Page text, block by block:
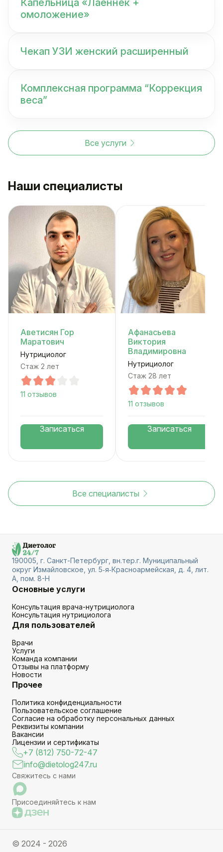
омоложение»
Чекап УЗИ женский расширенный
Комплексная программа “Коррекция
веса”
Все услуги
Наши специалисты
Аветисян Гор
Маратович
Нутрициолог
Стаж 2 лет
11 отзывов
Записаться
Афанасьева
Виктория
Владимировна
Нутрициолог
Стаж 28 лет
11 отзывов
Записаться
Все специалисты
190005, г. Санкт-Петербург, вн.тер.г. Муниципальный
округ Измайловское, ул. 5‑я‑Красноармейская, д. 4, лит.
А, пом. 8-Н
Основные услуги
Консультация врача-нутрициолога
Консультация нутрициолога
Для пользователей
Врачи
Услуги
Команда компании
Отзывы на платформу
Новости
Прочее
Политика конфиденциальности
Пользовательское соглашение
Согласие на обработку персональных данных
Реквизиты компании
Вакансии
Лицензии и сертификаты
+7 (812) 750-72-47
info@dietolog247.ru
Свяжитесь с нами
Присоединяйтесь к нам
© 2024 - 2026